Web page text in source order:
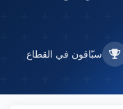
سبّاقون في القطاع